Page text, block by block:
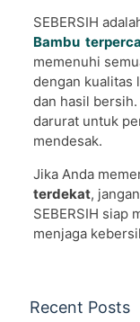
SEBERSIH
Bambu
memenuhi
dengan kualitas
dan hasil
darurat untuk
mendesak.
Jika Anda
terdekat,
SEBERSIH siap
menjaga
Recent Posts